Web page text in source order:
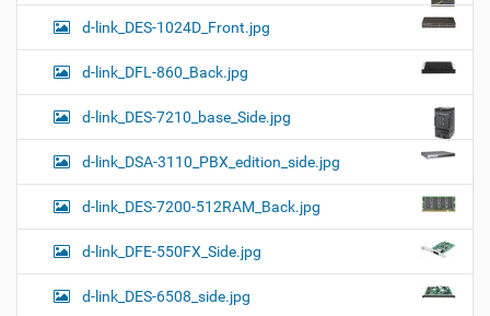
d-link_DES-1024D_Front.jpg
d-link_DFL-860_Back.jpg
d-link_DES-7210_base_Side.jpg
d-link_DSA-3110_PBX_edition_side.jpg
d-link_DES-7200-512RAM_Back.jpg
d-link_DFE-550FX_Side.jpg
d-link_DES-6508_side.jpg